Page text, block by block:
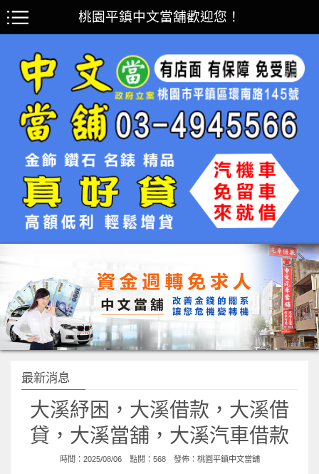
桃園平鎮中文當舖歡迎您！
最新消息
大溪紓困，大溪借款，大溪借
貸，大溪當舖，大溪汽車借款
時間：2025/08/06 點閱：568 發佈： 桃園平鎮中文當舖